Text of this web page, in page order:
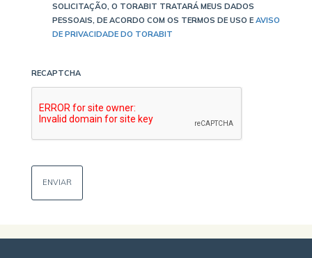
SOLICITAÇÃO, O TORABIT TRATARÁ MEUS DADOS
PESSOAIS, DE ACORDO COM OS TERMOS DE USO E AVISO
DE PRIVACIDADE DO TORABIT
RECAPTCHA